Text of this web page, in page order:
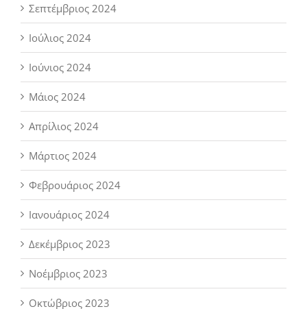
Σεπτέμβριος 2024
Ιούλιος 2024
Ιούνιος 2024
Μάιος 2024
Απρίλιος 2024
Μάρτιος 2024
Φεβρουάριος 2024
Ιανουάριος 2024
Δεκέμβριος 2023
Νοέμβριος 2023
Οκτώβριος 2023